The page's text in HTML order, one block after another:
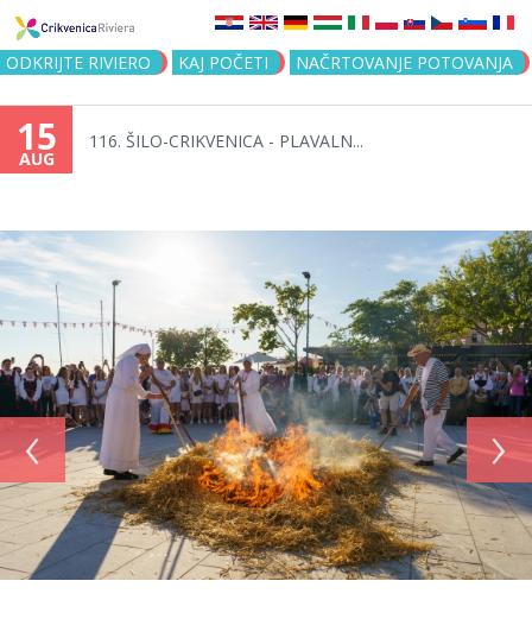
Jump to navigation
ODKRIJTE RIVIERO KAJ POČETI NAČRTOVANJE POTOVANJA
15
AUG
116. ŠILO-CRIKVENICA - PLAVALN...
‹ ›